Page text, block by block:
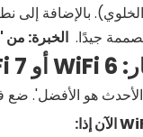
جيدًا. الخبرة: من
هو الأفضل'. ضع